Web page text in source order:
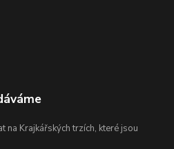
na Krajkářských trzích, které jsou